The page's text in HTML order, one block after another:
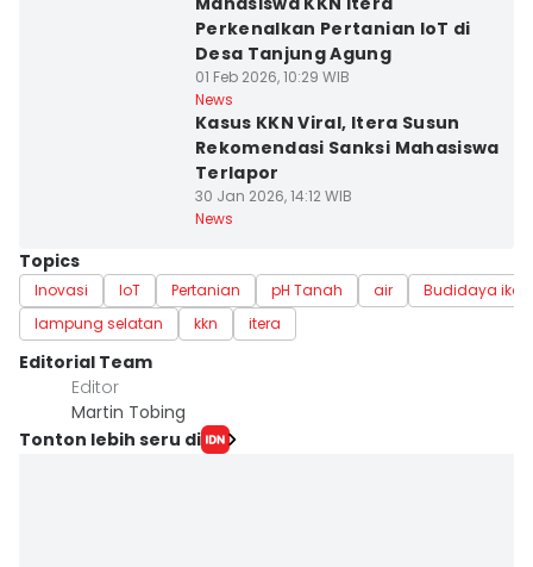
Perkenalkan Pertanian IoT di
Desa Tanjung Agung
01 Feb 2026, 10:29 WIB
News
Kasus KKN Viral, Itera Susun
Rekomendasi Sanksi Mahasiswa
Terlapor
30 Jan 2026, 14:12 WIB
News
Topics
Inovasi IoT Pertanian pH Tanah air
Budidaya ikan
lampung selatan
kkn itera
Editorial Team
Editor
Martin Tobing
Tonton lebih seru di